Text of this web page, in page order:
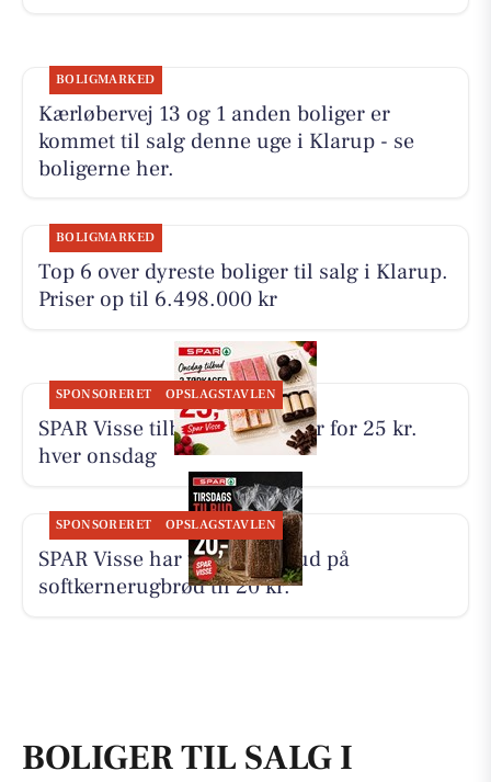
BOLIGMARKED
Kærløbervej 13 og 1 anden boliger er
kommet til salg denne uge i Klarup - se
boligerne her.
BOLIGMARKED
Top 6 over dyreste boliger til salg i Klarup.
Priser op til 6.498.000 kr
SPONSORERET OPSLAGSTAVLEN
SPAR Visse tilbyder 3 tørkager for 25 kr.
hver onsdag
SPONSORERET OPSLAGSTAVLEN
SPAR Visse har tirsdagstilbud på
softkernerugbrød til 20 kr.
BOLIGER TIL SALG I